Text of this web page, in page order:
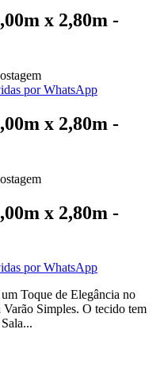
x 2,80m -
por WhatsApp
x 2,80m -
x 2,80m -
por WhatsApp
Toque de Elegância no
Simples. O tecido tem